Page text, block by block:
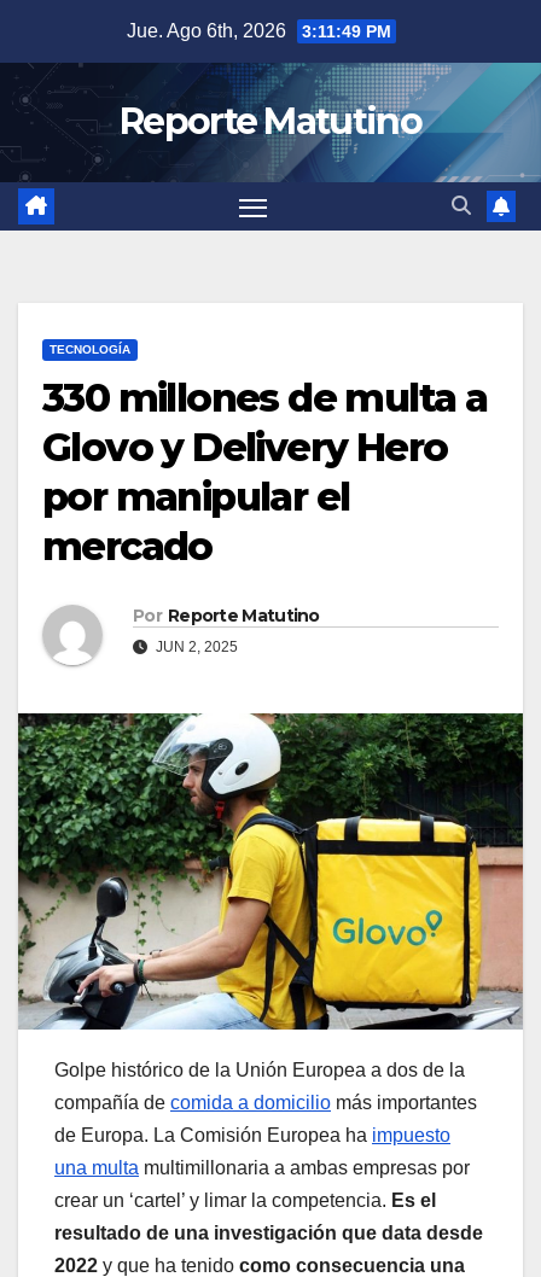
contenido
Jue. Ago 6th, 2026 3:11:50 PM
Reporte Matutino
TECNOLOGÍA
330 millones de multa a
Glovo y Delivery Hero
por manipular el
mercado
Por Reporte Matutino
JUN 2, 2025
Golpe histórico de la Unión Europea a dos de la
compañía de comida a domicilio más importantes
de Europa. La Comisión Europea ha impuesto
una multa multimillonaria a ambas empresas por
crear un ‘cartel’ y limar la competencia. Es el
resultado de una investigación que data desde
2022 y que ha tenido como consecuencia una